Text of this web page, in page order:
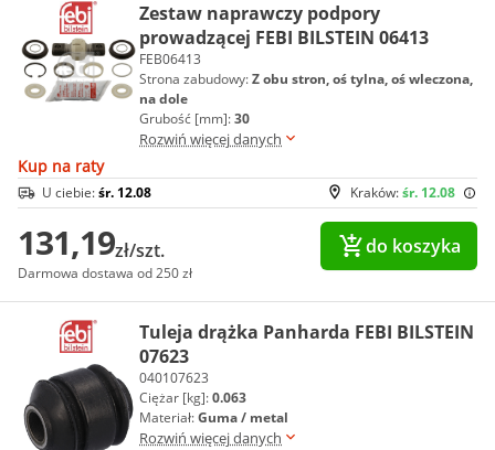
Zestaw naprawczy podpory
prowadzącej FEBI BILSTEIN 06413
FEB06413
Strona zabudowy:Z obu stron, oś tylna, oś wleczona,
na dole
Grubość [mm]:30
Rozwiń więcej danych
Kup na raty
Kraków:śr. 12.08
U ciebie:śr. 12.08
131,19zł/szt.
Darmowa dostawa od 250 zł
do koszyka
Tuleja drążka Panharda FEBI BILSTEIN
07623
040107623
Ciężar [kg]:0.063
Materiał:Guma / metal
Rozwiń więcej danych